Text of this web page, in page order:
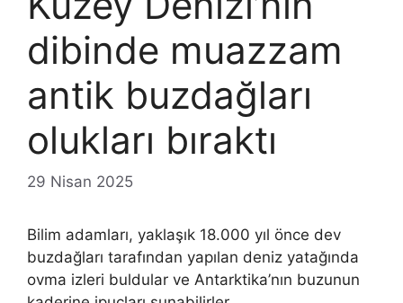
dibinde muazzam
antik buzdağları
olukları bıraktı
29 Nisan 2025
Bilim adamları, yaklaşık 18.000 yıl önce dev
buzdağları tarafından yapılan deniz yatağında
ovma izleri buldular ve Antarktika’nın buzunun